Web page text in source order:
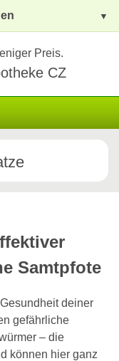
Preis.
CZ
Samtpfote
deiner
gefährliche
– die
können hier ganz